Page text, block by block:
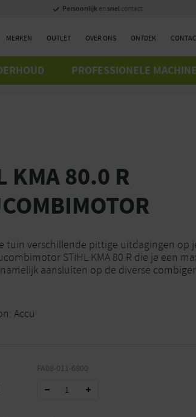
Persoonlijk en snel contact
MERKEN OUTLET OVER ONS ONTDEK
PROFESSIONELE
KMA 80.0 R
tuin verschillende pittige uitdagingen op
STIHL KMA 80 R die je een
aansluiten op de diverse
Accu
FA08-011-6800